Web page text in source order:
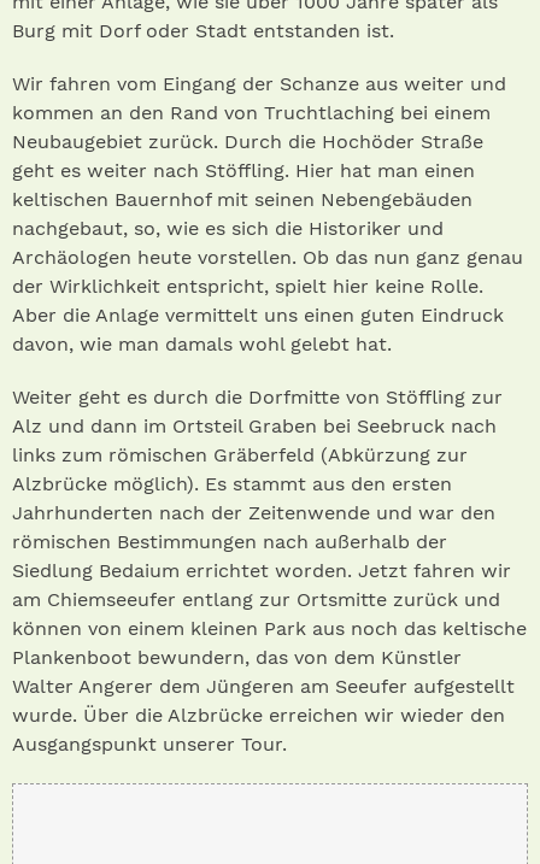
Burg mit Dorf oder Stadt entstanden ist.
Wir fahren vom Eingang der Schanze aus weiter und
kommen an den Rand von Truchtlaching bei einem
Neubaugebiet zurück. Durch die Hochöder Straße
geht es weiter nach Stöffling. Hier hat man einen
keltischen Bauernhof mit seinen Nebengebäuden
nachgebaut, so, wie es sich die Historiker und
Archäologen heute vorstellen. Ob das nun ganz genau
der Wirklichkeit entspricht, spielt hier keine Rolle.
Aber die Anlage vermittelt uns einen guten Eindruck
davon, wie man damals wohl gelebt hat.
Weiter geht es durch die Dorfmitte von Stöffling zur
Alz und dann im Ortsteil Graben bei Seebruck nach
links zum römischen Gräberfeld (Abkürzung zur
Alzbrücke möglich). Es stammt aus den ersten
Jahrhunderten nach der Zeitenwende und war den
römischen Bestimmungen nach außerhalb der
Siedlung Bedaium errichtet worden. Jetzt fahren wir
am Chiemseeufer entlang zur Ortsmitte zurück und
können von einem kleinen Park aus noch das keltische
Plankenboot bewundern, das von dem Künstler
Walter Angerer dem Jüngeren am Seeufer aufgestellt
wurde. Über die Alzbrücke erreichen wir wieder den
Ausgangspunkt unserer Tour.